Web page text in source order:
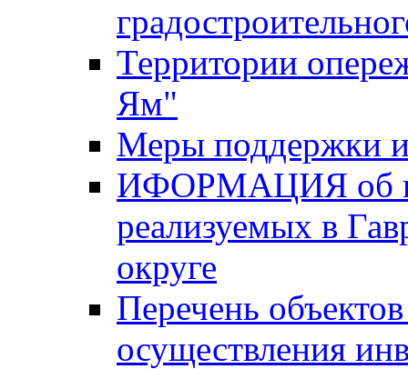
Территории
Ям"
Меры поддержки
ИФОРМАЦИЯ об
реализуемых в
округе
Перечень
осуществления